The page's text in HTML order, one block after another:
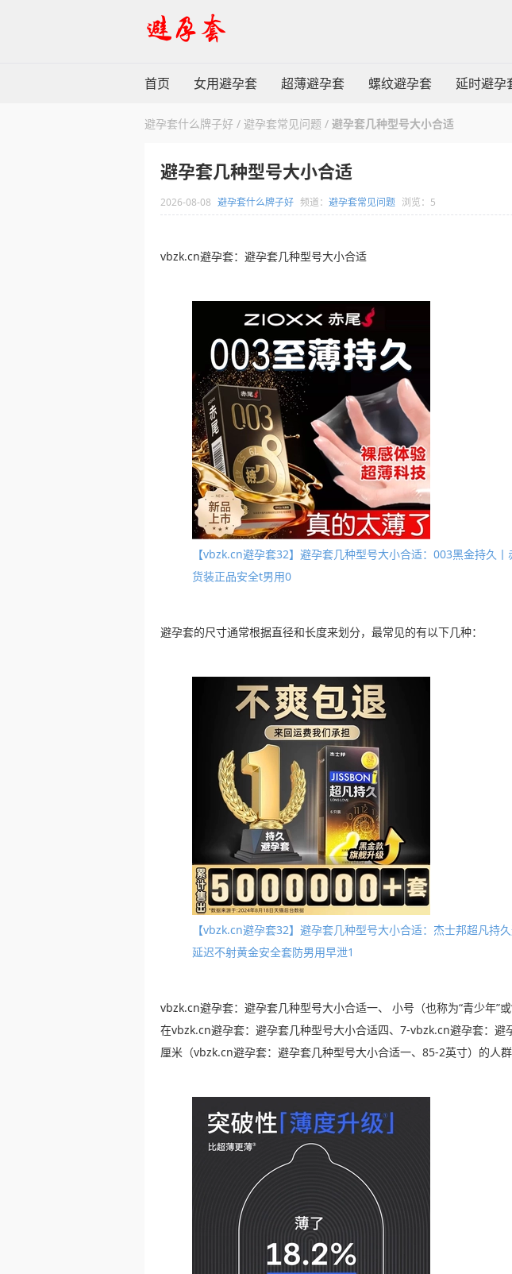
首页 女用避孕套 超薄避孕套 螺纹避孕套 延时避孕
避孕套什么牌子好 / 避孕套常见问题 / 避孕套几种型号大小合适
避孕套几种型号大小合适
2026-08-08 避孕套什么牌子好 频道： 避孕套常见问题 浏览：5
vbzk.cn避孕套：避孕套几种型号大小合适
【vbzk.cn避孕套32】避孕套几种型号大小合适：003黑金持久
货装正品安全t男用0
避孕套的尺寸通常根据直径和长度来划分，最常见的有以下几种：
【vbzk.cn避孕套32】避孕套几种型号大小合适：杰士邦超凡持
延迟不射黄金安全套防男用早泄1
vbzk.cn避孕套：避孕套几种型号大小合适一、 小号（也称为“青少年”
在vbzk.cn避孕套：避孕套几种型号大小合适四、7-vbzk.cn避孕套：避
厘米（vbzk.cn避孕套：避孕套几种型号大小合适一、85-2英寸）的人群